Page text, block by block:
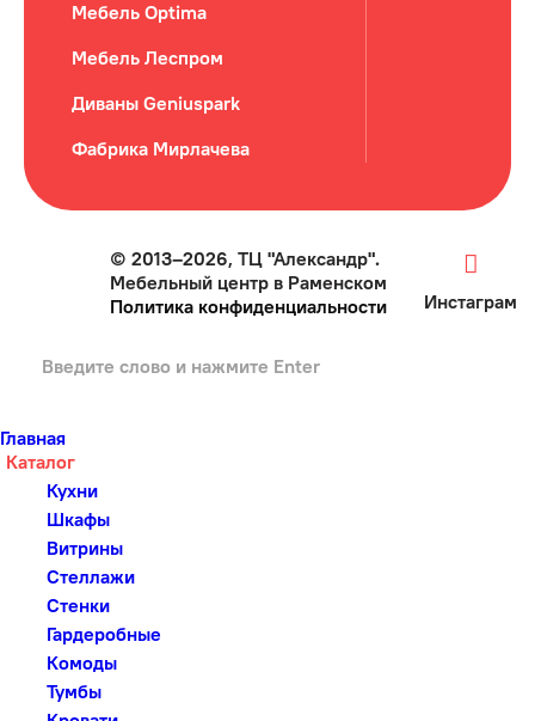
Мебель Optima
Мебель Леспром
Диваны Geniuspark
Фабрика Мирлачева
© 2013–2026, ТЦ "Александр".
Мебельный центр в Раменском
Политика конфиденциальности
Инстаграм
Главная
Каталог
Кухни
Шкафы
Витрины
Стеллажи
Стенки
Гардеробные
Комоды
Тумбы